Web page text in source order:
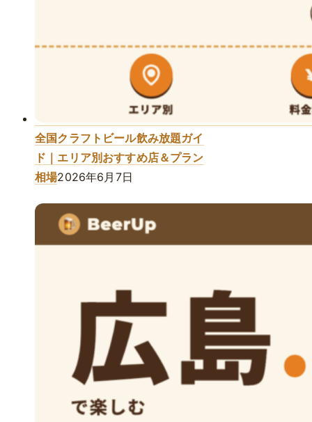
全国クラフトビール飲み放題ガイ
ド｜エリア別おすすめ店＆プラン
相場2026年6月7日